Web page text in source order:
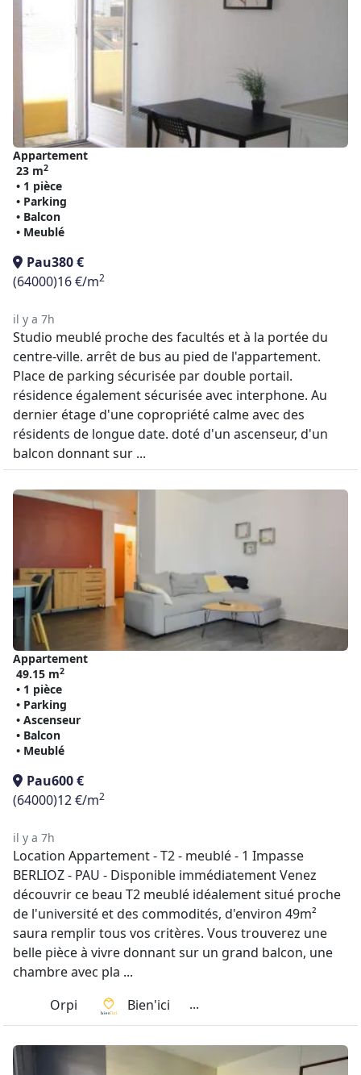
Appartement
23 m2
• 1 pièce
• Parking
• Balcon
• Meublé
Pau380 €
(64000)16 €/m2
il y a 7h
Studio meublé proche des facultés et à la portée du
centre-ville. arrêt de bus au pied de l'appartement.
Place de parking sécurisée par double portail.
résidence également sécurisée avec interphone. Au
dernier étage d'une copropriété calme avec des
résidents de longue date. doté d'un ascenseur, d'un
balcon donnant sur ...
Appartement
49.15 m2
• 1 pièce
• Parking
• Ascenseur
• Balcon
• Meublé
Pau600 €
(64000)12 €/m2
il y a 7h
Location Appartement - T2 - meublé - 1 Impasse
BERLIOZ - PAU - Disponible immédiatement Venez
découvrir ce beau T2 meublé idéalement situé proche
de l'université et des commodités, d'environ 49m²
saura remplir tous vos critères. Vous trouverez une
belle pièce à vivre donnant sur un grand balcon, une
chambre avec pla ...
Orpi
Bien'ici ...